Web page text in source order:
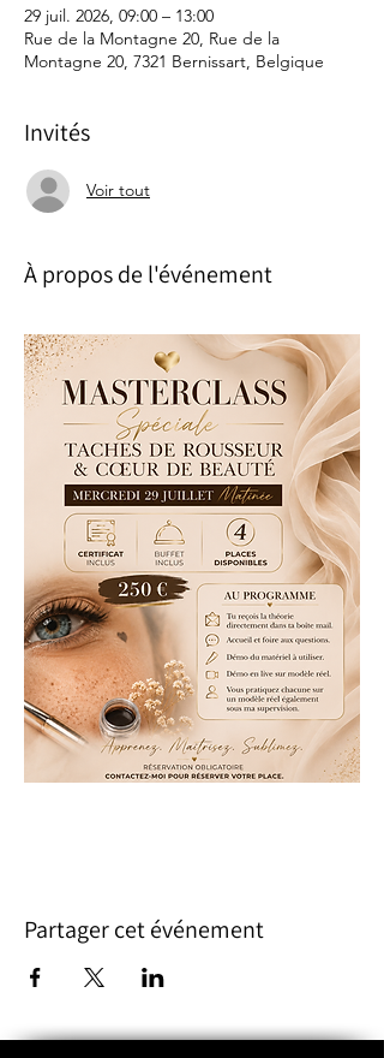
29 juil. 2026, 09:00 – 13:00
Rue de la Montagne 20, Rue de la
Montagne 20, 7321 Bernissart, Belgique
Invités
Voir tout
À propos de l'événement
Partager cet événement